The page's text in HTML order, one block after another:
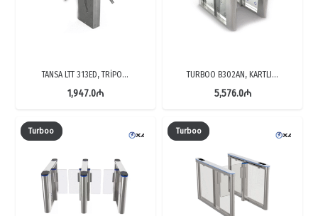
TANSA LTT 313ED, TRİPO…
1,947.0₼
TURBOO B302AN, KARTLI…
5,576.0₼
Turboo Turboo